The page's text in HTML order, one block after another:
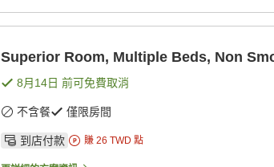
Superior Room, Multiple Beds, Non
8月14日 前可免費取消
不含餐 僅限房間
到店付款 賺 26 TWD 點